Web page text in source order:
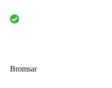
Bromsar